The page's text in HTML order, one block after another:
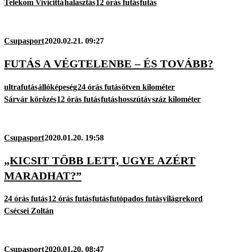
Telekom Vivicittáhalasztás12 órás futásfutás
Csupasport2020.02.21. 09:27
FUTÁS A VÉGTELENBE – ÉS TOVÁBB?
ultrafutásállóképeség24 órás futásötven kilométer
Sárvár körözés12 órás futásfutáshosszútávszáz kilométer
Csupasport2020.01.20. 19:58
„KICSIT TÖBB LETT, UGYE AZÉRT
MARADHAT?”
24 órás futás12 órás futásfutásfutópados futásvilágrekord
Csécsei Zoltán
Csupasport2020.01.20. 08:47